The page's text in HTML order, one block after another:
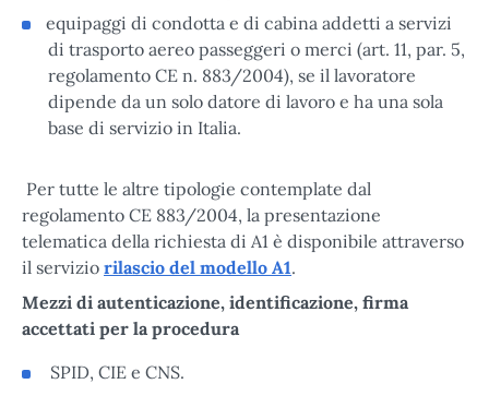
equipaggi di condotta e di cabina addetti a servizi
di trasporto aereo passeggeri o merci (art. 11, par. 5,
regolamento CE n. 883/2004), se il lavoratore
dipende da un solo datore di lavoro e ha una sola
base di servizio in Italia.
Per tutte le altre tipologie contemplate dal
regolamento CE 883/2004, la presentazione
telematica della richiesta di A1 è disponibile attraverso
il servizio rilascio del modello A1.
Mezzi di autenticazione, identificazione, firma
accettati per la procedura
SPID, CIE e CNS.